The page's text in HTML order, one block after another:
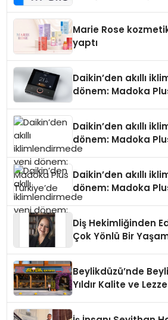
Marie Rose
yaptı
Daikin’den akıllı
dönem: Madoka
Daikin’den akıllı
dönem: Madoka
Daikin’den akıllı
dönem: Madoka
Diş Hekimliğinden
Çok Yönlü Bir
Beylikdüzü’nde
Yıldır Kalite ve